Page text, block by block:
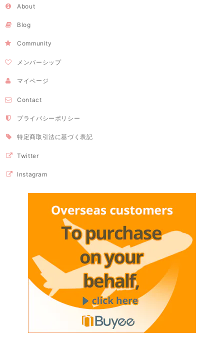
About
Blog
Community
メンバーシップ
マイページ
Contact
プライバシーポリシー
特定商取引法に基づく表記
Twitter
Instagram